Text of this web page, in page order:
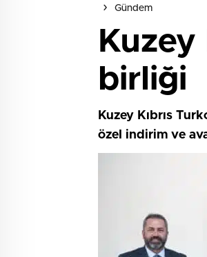
Gündem
birliği
Kuzey Kıbrıs
özel indirim ve